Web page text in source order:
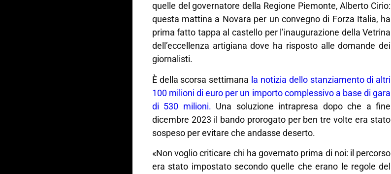
quelle del governatore della Regione Piemonte, Alberto Cirio:
questa mattina a Novara per un convegno di Forza Italia, ha
prima fatto tappa al castello per l’inaugurazione della Vetrina
dell’eccellenza artigiana dove ha risposto alle domande dei
giornalisti.
È della scorsa settimana la notizia dello stanziamento di altri
100 milioni di euro per un importo complessivo a base di gara
di 530 milioni. Una soluzione intrapresa dopo che a fine
dicembre 2023 il bando prorogato per ben tre volte era stato
sospeso per evitare che andasse deserto.
«Non voglio criticare chi ha governato prima di noi: il percorso
era stato impostato secondo quelle che erano le regole del